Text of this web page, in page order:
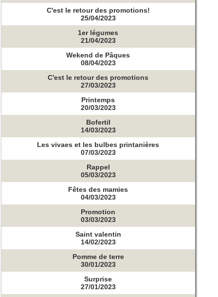
C'est le retour des promotions!
25/04/2023
1er légumes
21/04/2023
Wekend de Pâques
08/04/2023
C'est le retour des promotions
27/03/2023
Printemps
20/03/2023
Bofertil
14/03/2023
Les vivaes et les bulbes printanières
07/03/2023
Rappel
05/03/2023
Fêtes des mamies
04/03/2023
Promotion
03/03/2023
Saint valentin
14/02/2023
Pomme de terre
30/01/2023
Surprise
27/01/2023